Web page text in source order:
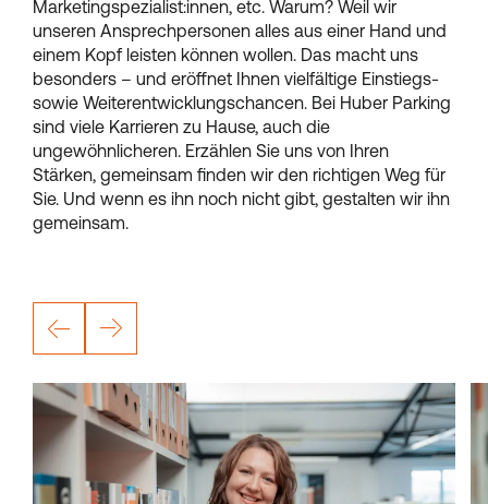
Marketingspezialist:innen, etc. Warum? Weil wir
unseren Ansprechpersonen alles aus einer Hand und
einem Kopf leisten können wollen. Das macht uns
besonders – und eröffnet Ihnen vielfältige Einstiegs-
sowie Weiterentwicklungschancen. Bei Huber Parking
sind viele Karrieren zu Hause, auch die
ungewöhnlicheren. Erzählen Sie uns von Ihren
Stärken, gemeinsam finden wir den richtigen Weg für
Sie. Und wenn es ihn noch nicht gibt, gestalten wir ihn
gemeinsam.